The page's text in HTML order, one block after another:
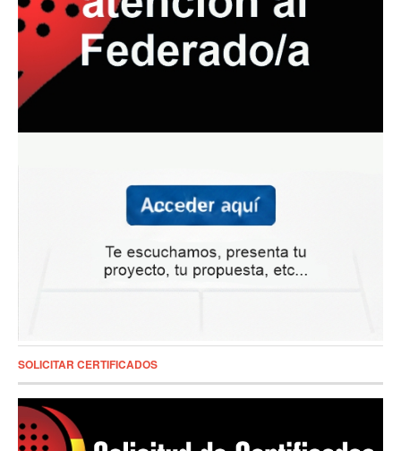
SOLICITAR CERTIFICADOS